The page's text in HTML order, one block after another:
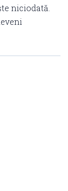
niciodată.